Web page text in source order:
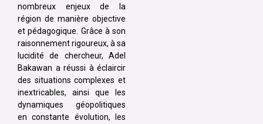
nombreux enjeux de la
région de manière objective
et pédagogique. Grâce à son
raisonnement rigoureux, à sa
lucidité de chercheur, Adel
Bakawan a réussi à éclaircir
des situations complexes et
inextricables, ainsi que les
dynamiques géopolitiques
en constante évolution, les